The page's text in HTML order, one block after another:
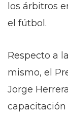
los árbitros
el fútbol.
Respecto a
mismo, el
Jorge
capacitación